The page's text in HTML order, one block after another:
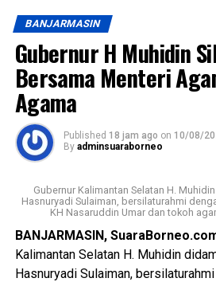
Bagikan ke
WhatsApp 0
Messenger
Penampilan tersebut sekaligus
Pamor Borneo 2026 yang digelar
Kalimantan Selatan pada 7–9
“Unlocking Kalimantan’s Value-
Economy Prosperity”.
Pada momen istimewa itu, Hj. Fathul
dikukuhkan sebagai Bunda QRIS
Ditandai pengalungan selempang
Ibu Novi Haris Munandar,
Bank Indonesia Provinsi Kalsel,
Momen ini sekaligus menjadi
BANJARMASIN
Gubernur H Muhidin
Bersama Menteri
Agama
Published 18 jam ago on 10/08/
By adminsuaraborneo
Gubernur Kalimantan Selatan H.
Hasnuryadi Sulaiman, bersilaturahmi
KH Nasaruddin Umar dan tokoh
BANJARMASIN,
Kalimantan Selatan H. Muhidin
Hasnuryadi Sulaiman,